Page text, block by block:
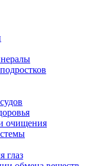
очищения
глаз